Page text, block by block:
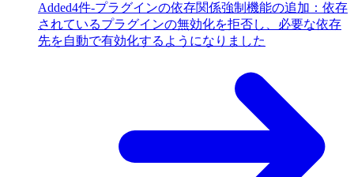
Added4件-プラグインの依存関係強制機能の追加：依存
されているプラグインの無効化を拒否し、必要な依存
先を自動で有効化するようになりました